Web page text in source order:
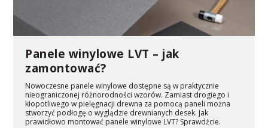
Panele winylowe LVT – jak
zamontować?
Nowoczesne panele winylowe dostępne są w praktycznie
nieograniczonej różnorodności wzorów. Zamiast drogiego i
kłopotliwego w pielęgnacji drewna za pomocą paneli można
stworzyć podłogę o wyglądzie drewnianych desek. Jak
prawidłowo montować panele winylowe LVT? Sprawdźcie.